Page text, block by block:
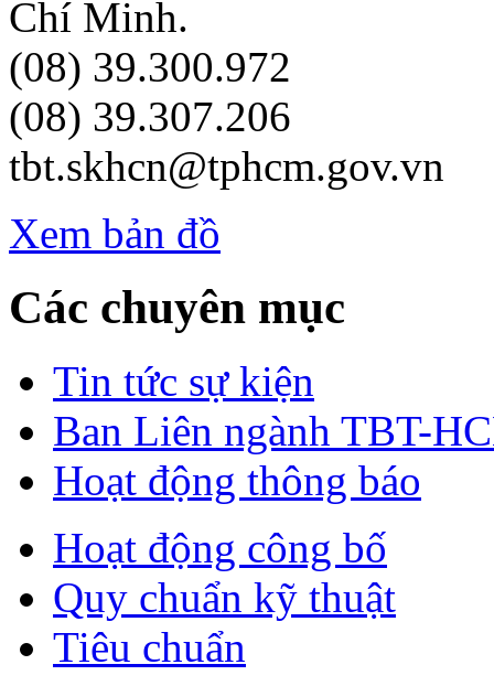
Chí Minh.
(08) 39.300.972
(08) 39.307.206
tbt.skhcn@tphcm.gov.vn
Xem bản đồ
Các chuyên mục
Tin tức sự kiện
Ban Liên ngành TBT-
Hoạt động thông báo
Hoạt động công bố
Quy chuẩn kỹ thuật
Tiêu chuẩn